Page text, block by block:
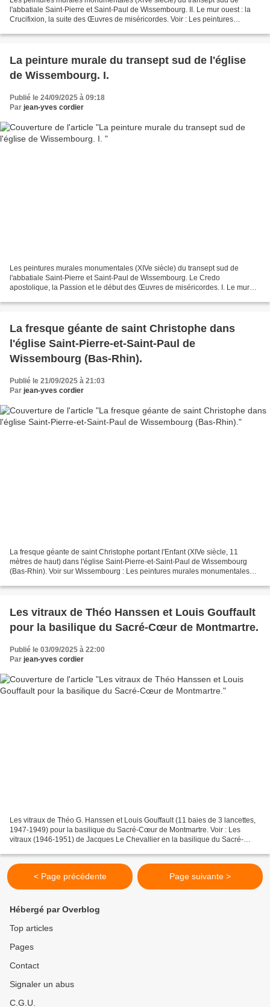
l'abbatiale Saint-Pierre et Saint-Paul de Wissembourg. II. Le mur ouest : la
Crucifixion, la suite des Œuvres de miséricordes. Voir : Les peintures
La peinture murale du transept sud de l'église
de Wissembourg. I.
Publié le 24/09/2025 à 09:18
Par jean-yves cordier
Les peintures murales monumentales (XIVe siècle) du transept sud de
l'abbatiale Saint-Pierre et Saint-Paul de Wissembourg. Le Credo
apostolique, la Passion et le début des Œuvres de miséricordes. I. Le mur
La fresque géante de saint Christophe dans
l'église Saint-Pierre-et-Saint-Paul de
Wissembourg (Bas-Rhin).
Publié le 21/09/2025 à 21:03
Par jean-yves cordier
La fresque géante de saint Christophe portant l'Enfant (XIVe siècle, 11
mètres de haut) dans l'église Saint-Pierre-et-Saint-Paul de Wissembourg
(Bas-Rhin). Voir sur Wissembourg : Les peintures murales monumentales
Les vitraux de Théo Hanssen et Louis Gouffault
pour la basilique du Sacré-Cœur de Montmartre.
Publié le 03/09/2025 à 22:00
Par jean-yves cordier
Les vitraux de Théo G. Hanssen et Louis Gouffault (11 baies de 3 lancettes,
1947-1949) pour la basilique du Sacré-Cœur de Montmartre. Voir : Les
vitraux (1946-1951) de Jacques Le Chevallier en la basilique du Sacré-
< Page précédente Page suivante >
Hébergé par Overblog
Top articles
Pages
Contact
Signaler un abus
C.G.U.